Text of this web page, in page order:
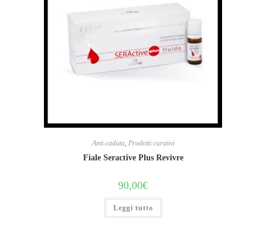
Anti-caduta, Prodotti curativi
Fiale Seractive Plus Revivre
90,00€
Leggi tutto